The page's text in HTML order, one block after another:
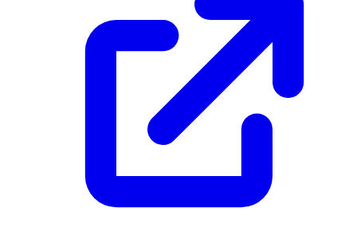
esencial como datos personales, URL del sitio web y